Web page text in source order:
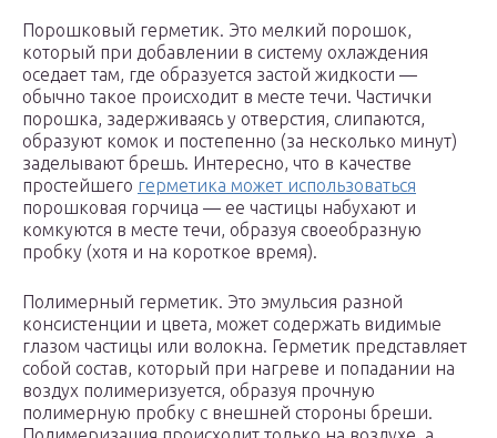
Порошковый герметик. Это мелкий порошок,
который при добавлении в систему охлаждения
оседает там, где образуется застой жидкости —
обычно такое происходит в месте течи. Частички
порошка, задерживаясь у отверстия, слипаются,
образуют комок и постепенно (за несколько минут)
заделывают брешь. Интересно, что в качестве
простейшего герметика может использоваться
порошковая горчица — ее частицы набухают и
комкуются в месте течи, образуя своеобразную
пробку (хотя и на короткое время).
Полимерный герметик. Это эмульсия разной
консистенции и цвета, может содержать видимые
глазом частицы или волокна. Герметик представляет
собой состав, который при нагреве и попадании на
воздух полимеризуется, образуя прочную
полимерную пробку с внешней стороны бреши.